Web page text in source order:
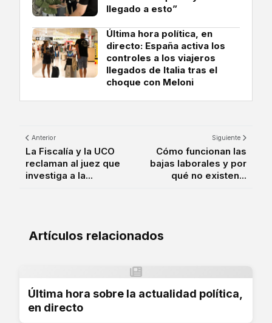
llegado a esto”
Última hora política, en
directo: España activa los
controles a los viajeros
llegados de Italia tras el
choque con Meloni
Anterior
La Fiscalía y la UCO
reclaman al juez que
investiga a la...
Siguiente
Cómo funcionan las
bajas laborales y por
qué no existen...
Artículos relacionados
Última hora sobre la actualidad política,
en directo